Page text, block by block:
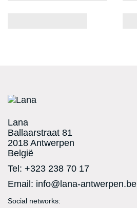
Lana
Ballaarstraat 81
2018 Antwerpen
België
Tel: +323 238 70 17
Email: info@lana-antwerpen.be
Social networks: